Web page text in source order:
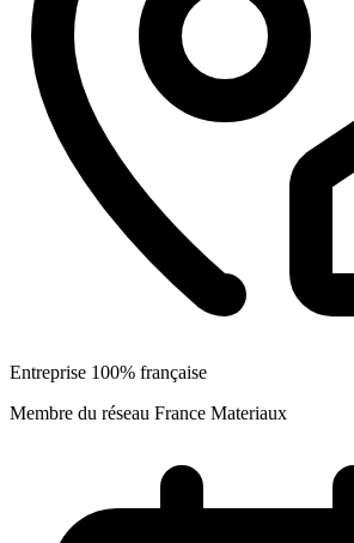
Entreprise 100% française
Membre du réseau France Materiaux